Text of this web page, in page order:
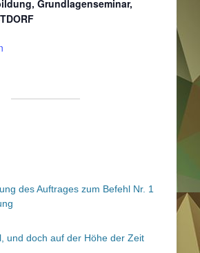
Grundlagenseminar,
des Auftrages zum Befehl Nr. 1
und doch auf der Höhe der Zeit